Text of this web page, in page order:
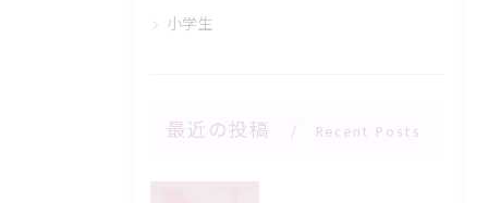
小学生
最近の投稿 Recent Posts